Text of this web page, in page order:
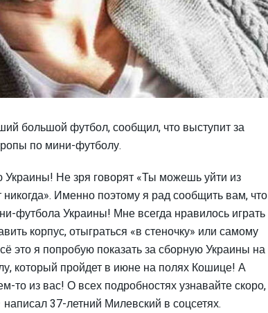
большой футбол, сообщил, что выступит за
по мини-футболу.
Не зря говорят «Ты можешь уйти из
Именно поэтому я рад сообщить вам, что
футбола Украины! Мне всегда нравилось играть
корпус, отыграться «в стеночку» или самому
это я попробую показать за сборную Украины на
который пройдет в июне на полях Кошице! А
то из вас! О всех подробностях узнавайте скоро,
37-летний Милевский в соцсетях.